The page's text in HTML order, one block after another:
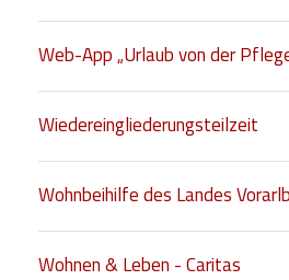
Web-App „Urlaub von der
Wiedereingliederungsteilzeit
Wohnbeihilfe des Landes
Wohnen & Leben - Caritas